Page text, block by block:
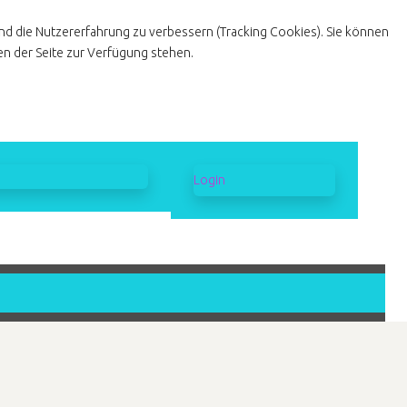
Login
die Nutzererfahrung zu verbessern (Tracking Cookies). Sie können
der Seite zur Verfügung stehen.